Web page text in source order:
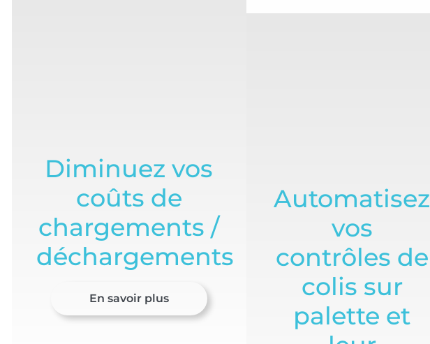
Diminuez vos
coûts de
chargements /
déchargements
En savoir plus
Automatisez
vos
contrôles de
colis sur
palette et